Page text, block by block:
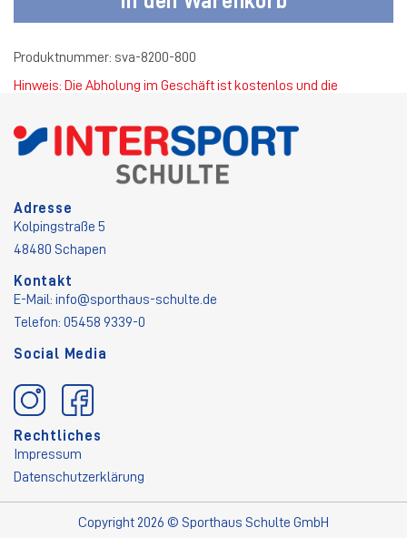
Produktnummer: sva-8200-800
Hinweis: Die Abholung im Geschäft ist kostenlos und die
Adresse
Kolpingstraße 5
48480 Schapen
Kontakt
E-Mail: info@sporthaus-schulte.de
Telefon: 05458 9339-0
Social Media
Rechtliches
Impressum
Datenschutzerklärung
Copyright 2026 © Sporthaus Schulte GmbH